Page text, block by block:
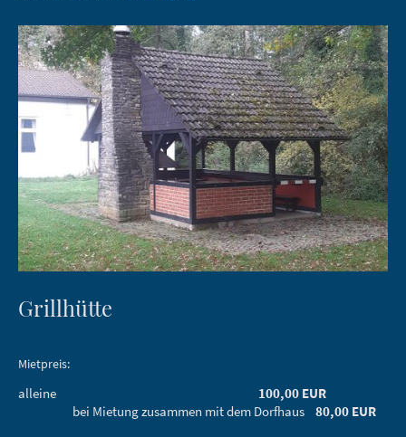
Grillhütte
Mietpreis:
alleine
100,00 EUR
bei Mietung zusammen mit dem Dorfhaus 80,00 EUR